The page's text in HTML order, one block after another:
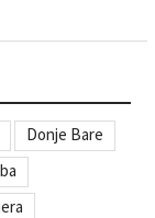
Donje Bare